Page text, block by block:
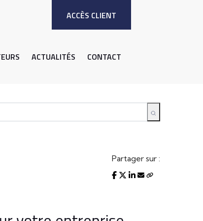
ACCÈS CLIENT
ACTUALITÉS CONTACT
Partager sur :